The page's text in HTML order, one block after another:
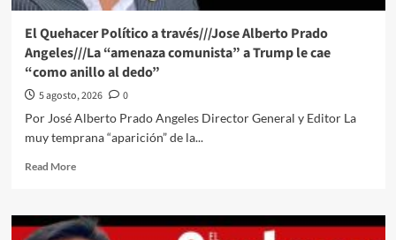
El Quehacer Político a través///Jose Alberto Prado
Angeles///La “amenaza comunista” a Trump le cae
“como anillo al dedo”
5 agosto, 2026
0
Por José Alberto Prado Angeles Director General y Editor La
muy temprana “aparición” de la...
Read MoreRead
El
Quehacer